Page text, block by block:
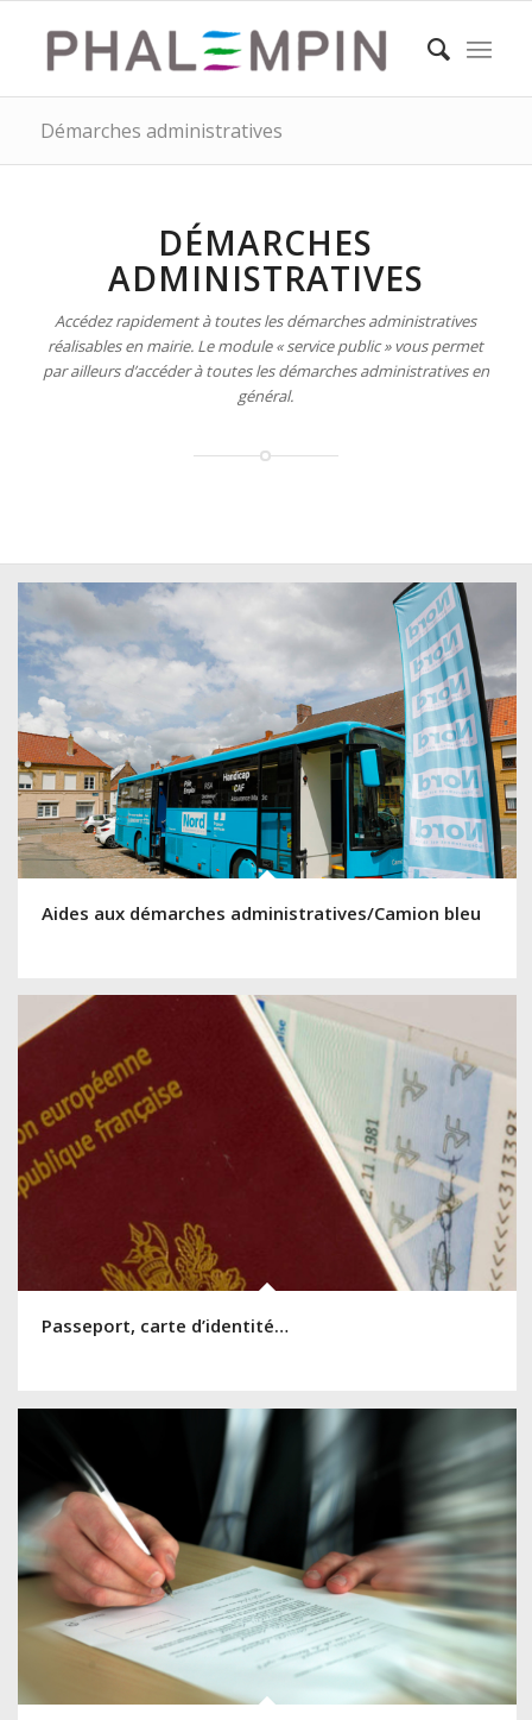
Démarches administratives
DÉMARCHES
ADMINISTRATIVES
Accédez rapidement à toutes les démarches administratives
réalisables en mairie. Le module « service public » vous permet
par ailleurs d’accéder à toutes les démarches administratives en
général.
Aides aux démarches administratives/Camion bleu
Passeport, carte d’identité…